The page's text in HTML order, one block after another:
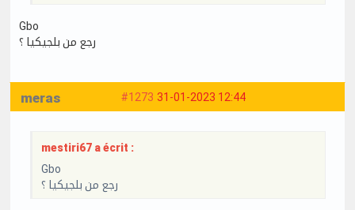
Gbo
رجع من بلجيكيا ؟
#1273 31-01-2023 12:44
meras
mestiri67 a écrit :
Gbo
رجع من بلجيكيا ؟